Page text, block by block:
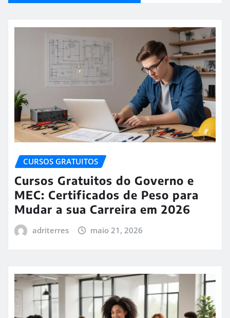
CURSOS GRATUITOS
Cursos Gratuitos do Governo e
MEC: Certificados de Peso para
Mudar a sua Carreira em 2026
adriterres maio 21, 2026